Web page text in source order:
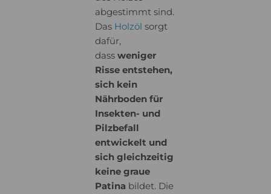
abgestimmt sind.
Das Holzöl sorgt
dafür,
dassweniger
Risse entstehen,
sich kein
Nährboden für
Insekten- und
Pilzbefall
entwickelt und
sich gleichzeitig
keine graue
Patina bildet. Die